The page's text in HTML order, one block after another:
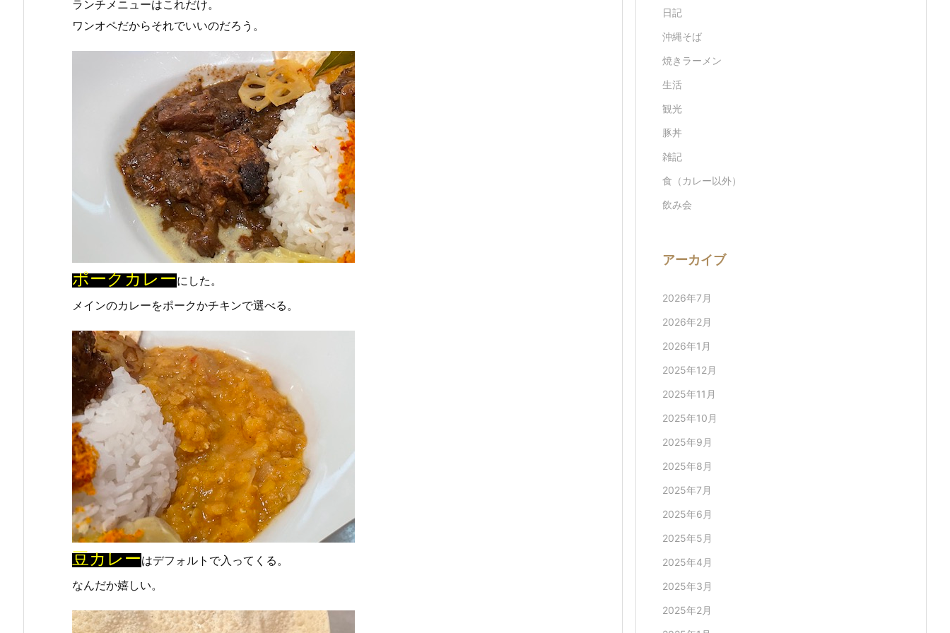
ランチメニューはこれだけ。
ワンオペだからそれでいいのだろう。
ポークカレーにした。
メインのカレーをポークかチキンで選べる。
豆カレーはデフォルトで入ってくる。
なんだか嬉しい。
日記
沖縄そば
焼きラーメン
生活
観光
豚丼
雑記
食（カレー以外）
飲み会
アーカイブ
2026年7月
2026年2月
2026年1月
2025年12月
2025年11月
2025年10月
2025年9月
2025年8月
2025年7月
2025年6月
2025年5月
2025年4月
2025年3月
2025年2月